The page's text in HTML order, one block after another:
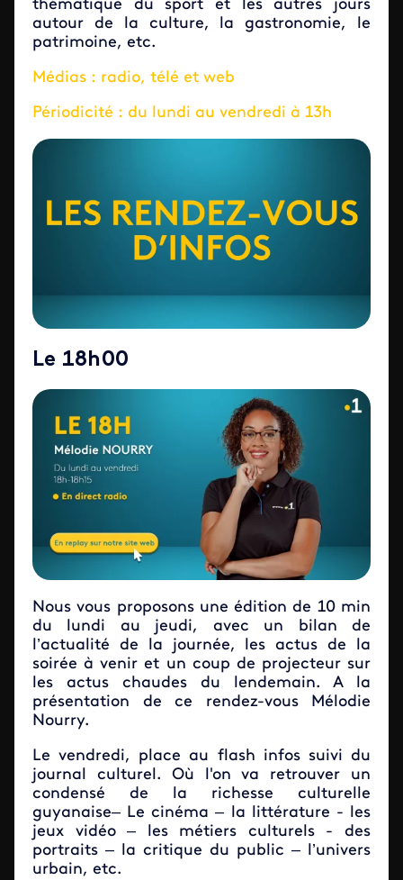
thématique du sport et les autres jours
autour de la culture, la gastronomie, le
patrimoine, etc.
Médias : radio, télé et web
Périodicité : du lundi au vendredi à 13h
Le 18h00
Nous vous proposons une édition de 10 min
du lundi au jeudi, avec un bilan de
l’actualité de la journée, les actus de la
soirée à venir et un coup de projecteur sur
les actus chaudes du lendemain. A la
présentation de ce rendez-vous Mélodie
Nourry.
Le vendredi, place au flash infos suivi du
journal culturel. Où l'on va retrouver un
condensé de la richesse culturelle
guyanaise– Le cinéma – la littérature - les
jeux vidéo – les métiers culturels - des
portraits – la critique du public – l’univers
urbain, etc.